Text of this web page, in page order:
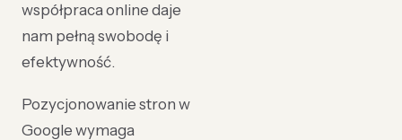
współpraca online daje
nam pełną swobodę i
efektywność.
Pozycjonowanie stron w
Google wymaga